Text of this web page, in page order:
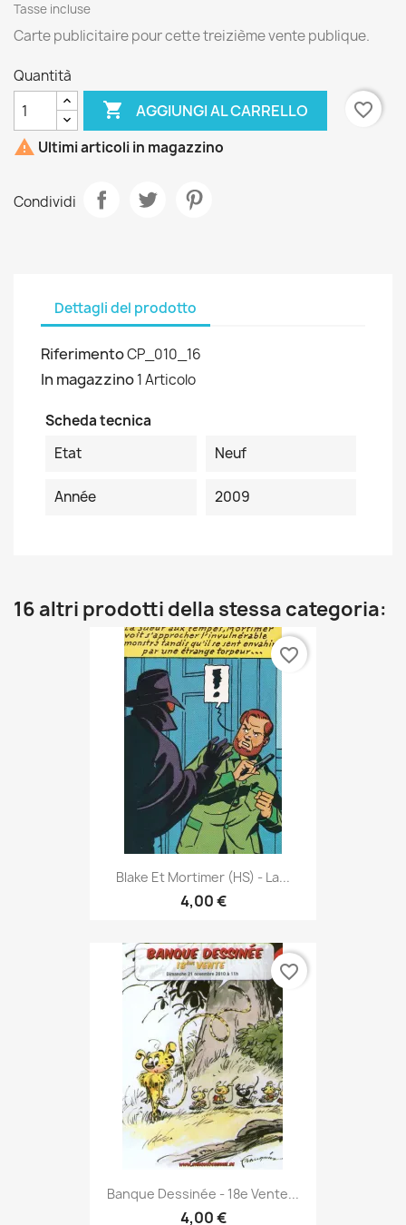
Tasse incluse
Carte publicitaire pour cette treizième vente publique.
Quantità
 AGGIUNGI AL CARRELLO
favorite_border
 Ultimi articoli in magazzino
Condividi
Dettagli del prodotto
RiferimentoCP_010_16
In magazzino1 Articolo
Scheda tecnica
Etat
Neuf
Année 2009
16 altri prodotti della stessa categoria:
Blake Et Mortimer (HS) - La...
4,00 €
favorite_border
Banque Dessinée - 18e Vente...
4,00 €
favorite_border